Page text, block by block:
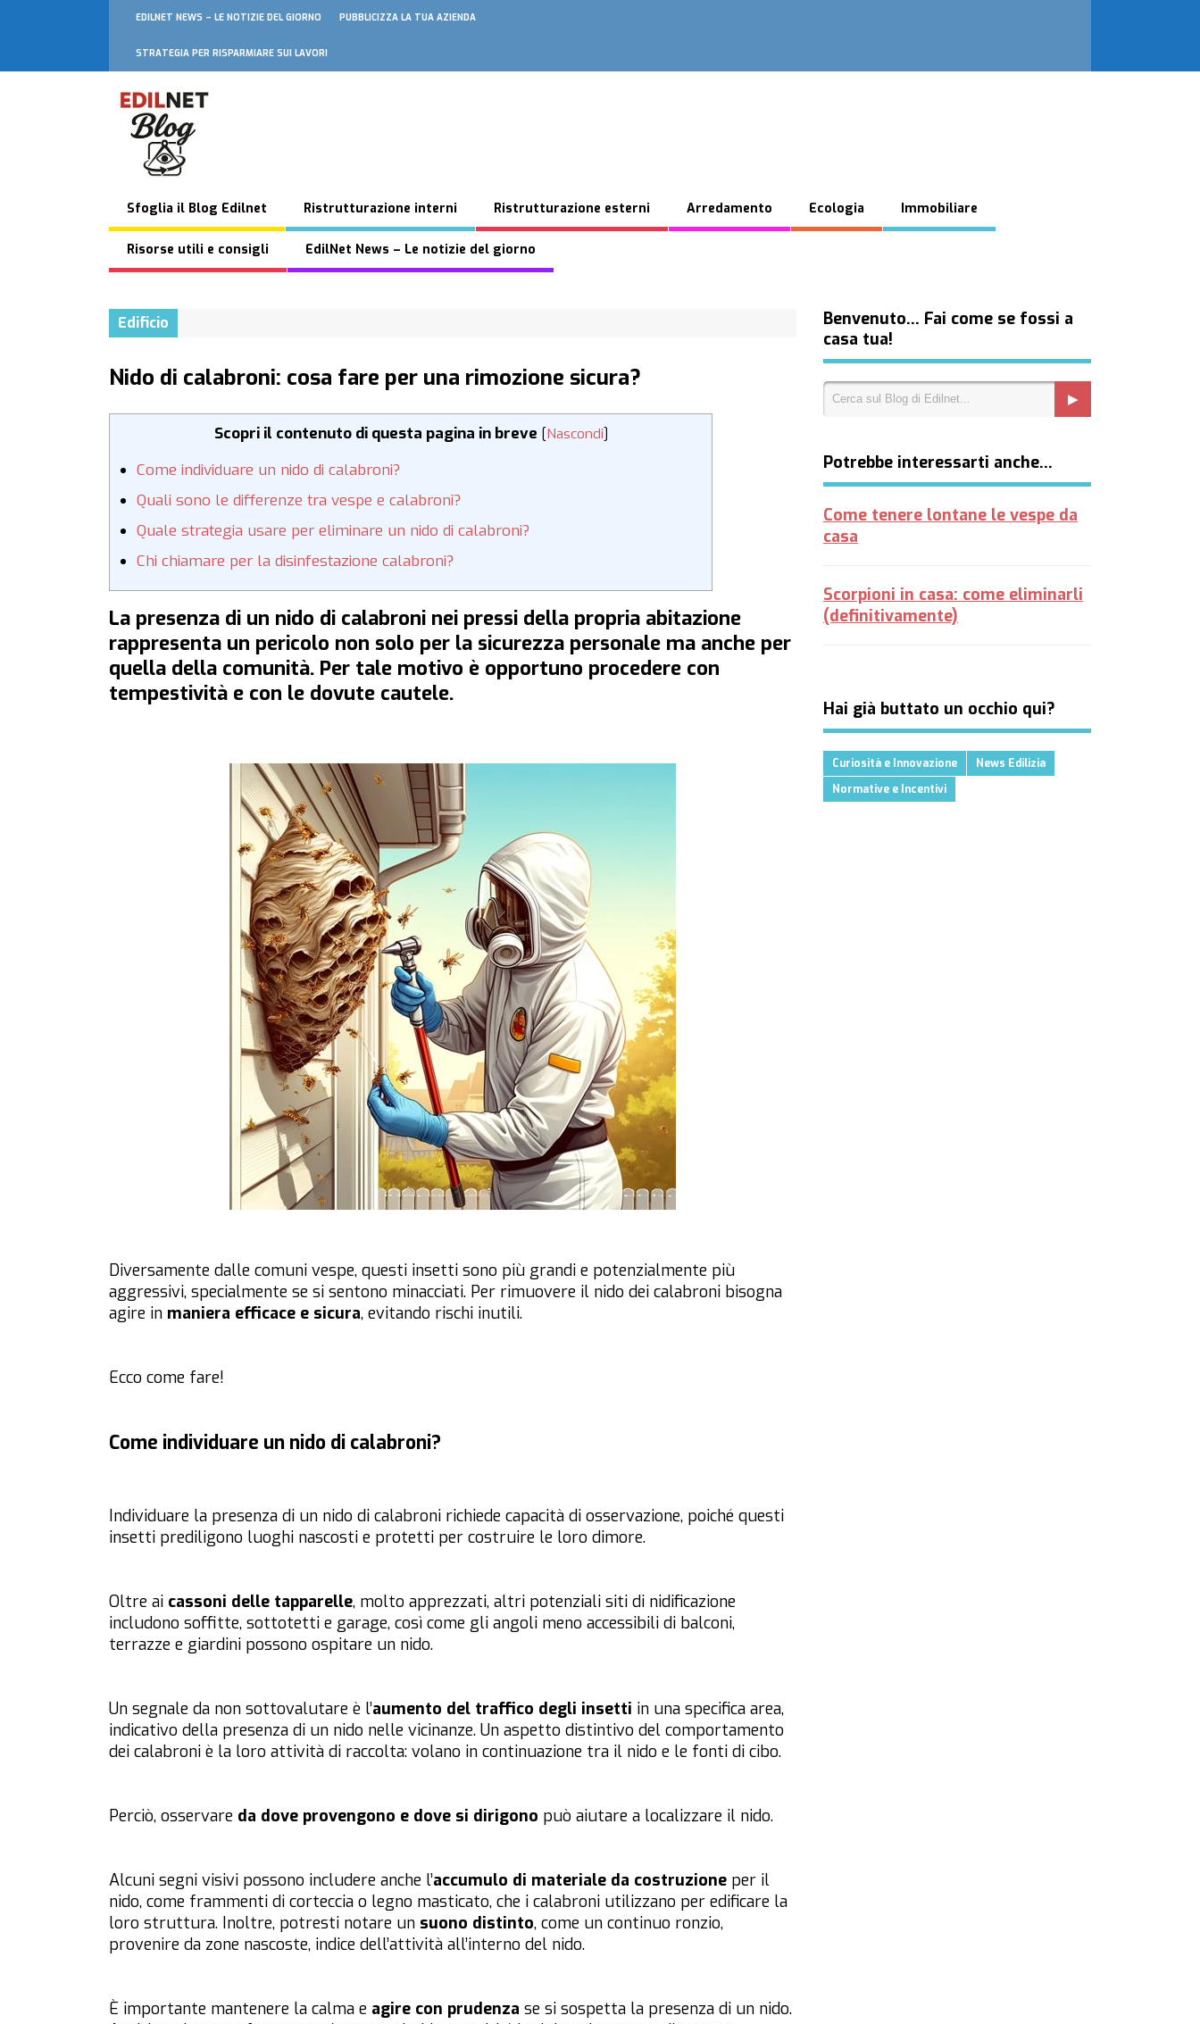
EDILNET NEWS – LE NOTIZIE DEL GIORNO PUBBLICIZZA LA TUA AZIENDA
STRATEGIA PER RISPARMIARE SUI LAVORI
Sfoglia il Blog Edilnet Ristrutturazione interni Ristrutturazione esterni Arredamento Ecologia Immobiliare
Risorse utili e consigli EdilNet News – Le notizie del giorno
Edificio
Nido di calabroni: cosa fare per una rimozione sicura?
Scopri il contenuto di questa pagina in breve [Nascondi]
Come individuare un nido di calabroni?
Quali sono le differenze tra vespe e calabroni?
Quale strategia usare per eliminare un nido di calabroni?
Chi chiamare per la disinfestazione calabroni?
La presenza di un nido di calabroni nei pressi della propria abitazione
rappresenta un pericolo non solo per la sicurezza personale ma anche per
quella della comunità. Per tale motivo è opportuno procedere con
tempestività e con le dovute cautele.
Diversamente dalle comuni vespe, questi insetti sono più grandi e potenzialmente più
aggressivi, specialmente se si sentono minacciati. Per rimuovere il nido dei calabroni bisogna
agire in maniera efficace e sicura, evitando rischi inutili.
Ecco come fare!
Come individuare un nido di calabroni?
Individuare la presenza di un nido di calabroni richiede capacità di osservazione, poiché questi
insetti prediligono luoghi nascosti e protetti per costruire le loro dimore.
Oltre ai cassoni delle tapparelle, molto apprezzati, altri potenziali siti di nidificazione
includono soffitte, sottotetti e garage, così come gli angoli meno accessibili di balconi,
terrazze e giardini possono ospitare un nido.
Un segnale da non sottovalutare è l’aumento del traffico degli insetti in una specifica area,
indicativo della presenza di un nido nelle vicinanze. Un aspetto distintivo del comportamento
dei calabroni è la loro attività di raccolta: volano in continuazione tra il nido e le fonti di cibo.
Perciò, osservare da dove provengono e dove si dirigono può aiutare a localizzare il nido.
Alcuni segni visivi possono includere anche l’accumulo di materiale da costruzione per il
nido, come frammenti di corteccia o legno masticato, che i calabroni utilizzano per edificare la
loro struttura. Inoltre, potresti notare un suono distinto, come un continuo ronzio,
provenire da zone nascoste, indice dell’attività all’interno del nido.
È importante mantenere la calma e agire con prudenza se si sospetta la presenza di un nido.
Benvenuto… Fai come se fossi a
casa tua!
Potrebbe interessarti anche…
Come tenere lontane le vespe da
casa
Scorpioni in casa: come eliminarli
(definitivamente)
Hai già buttato un occhio qui?
Curiosità e Innovazione
News Edilizia
Normative e Incentivi